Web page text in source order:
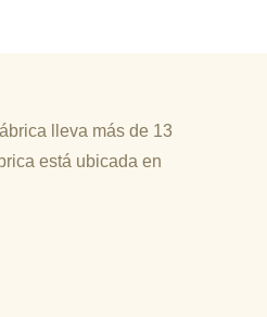
lleva más de 13
está ubicada en